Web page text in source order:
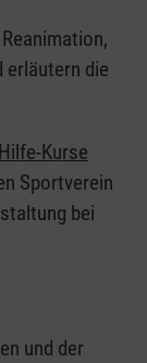
erläutern die
Kurse
Sportverein
bei
und der